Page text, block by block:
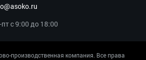
пт c 9:00 до 18:00
производственная компания. Все права